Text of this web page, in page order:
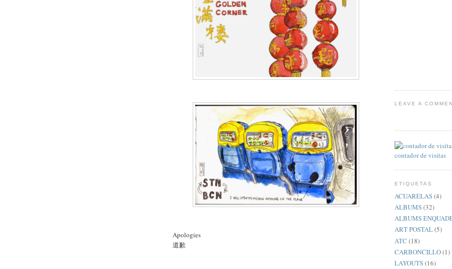
Apologies
道歉
LEAVE A
contador de visitas
ETIQUETAS
ACUARELAS(4)
ALBUMS(32)
ALBUMS
ART POSTAL(5)
ATC (18)
CARBONCILLO(1)
LAYOUTS(16)